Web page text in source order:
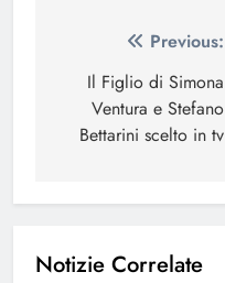
Navigazione
articoli
Previous:
Il Figlio di Simona
Ventura e Stefano
Bettarini scelto in tv
Notizie Correlate